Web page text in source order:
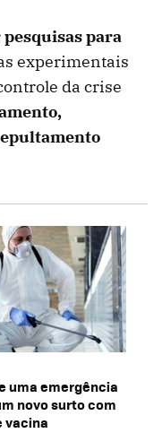
para
experimentais
da crise
uma emergência
novo surto com
vacina